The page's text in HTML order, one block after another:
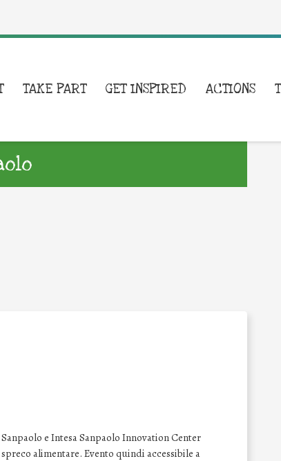
TAKE PART GET INSPIRED ACTIONS
e Intesa Sanpaolo Innovation Center
alimentare. Evento quindi accessibile a